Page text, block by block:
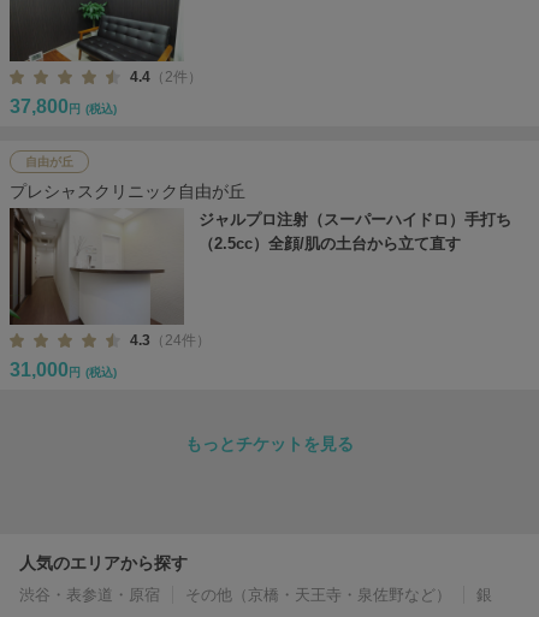
4.4 （2件）
37,800 円 (税込)
自由が丘
プレシャスクリニック自由が丘
ジャルプロ注射（スーパーハイドロ）手打ち
（2.5cc）全顔/肌の土台から立て直す
4.3 （24件）
31,000 円 (税込)
もっとチケットを見る
人気のエリアから探す
渋谷・表参道・原宿 その他（京橋・天王寺・泉佐野など）
銀